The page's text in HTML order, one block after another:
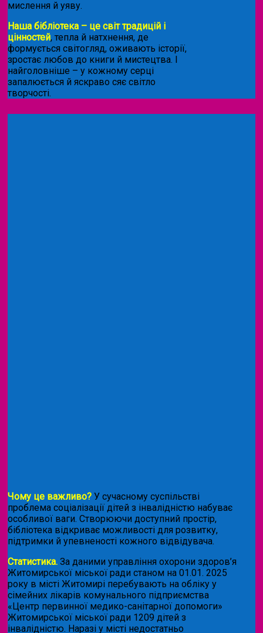
мислення й уяву.
Наша бібліотека – це світ традицій і
цінностей, тепла й натхнення, де
формується світогляд, оживають історії,
зростає любов до книги й мистецтва. І
найголовніше – у кожному серці
запалюється й яскраво сяє світло
творчості.
Чому це важливо? У сучасному суспільстві
проблема соціалізації дітей з інвалідністю набуває
особливої ваги. Створюючи доступний простір,
бібліотека відкриває можливості для розвитку,
підтримки й упевненості кожного відвідувача.
Статистика. За даними управління охорони здоров’я
Житомирської міської ради станом на 01.01. 2025
року в місті Житомирі перебувають на обліку у
сімейних лікарів комунального підприємства
«Центр первинної медико-санітарної допомоги»
Житомирської міської ради 1209 дітей з
інвалідністю. Наразі у місті недостатньо